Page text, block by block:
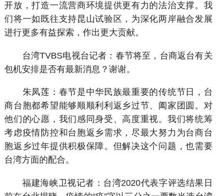
开放，打造一流营商环境提供更有力的法治支撑。我
们将一如既往支持昆山试验区，为深化两岸融合发展
进行更多有益探索，作出更大贡献。
台湾TVBS电视台记者：春节将至，台商返台有关
包机安排是否有最新消息？谢谢。
朱凤莲：春节是中华民族最重要的传统节日，台
商台胞都希望能够顺顺利利返乡过节、阖家团圆。对
他们的心愿，我们感同身受、高度重视。我们将统筹
考虑疫情防控和台胞返乡需求，尽最大努力为台商台
胞返乡过年提供积极保障。但解决这个问题，也需要
台湾方面的配合。
福建海峡卫视记者：台湾2020代表字评选结果日